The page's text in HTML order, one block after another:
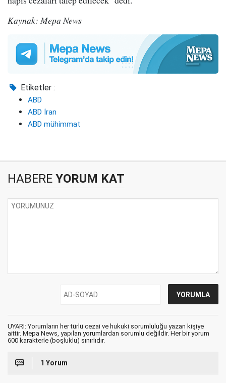
Kaynak: Mepa News
Etiketler :
ABD
ABD İran
ABD mühimmat
HABERE YORUM KAT
UYARI: Yorumların her türlü cezai ve hukuki sorumluluğu yazan kişiye
aittir. Mepa News, yapılan yorumlardan sorumlu değildir. Her bir yorum
600 karakterle (boşluklu) sınırlıdır.
1 Yorum